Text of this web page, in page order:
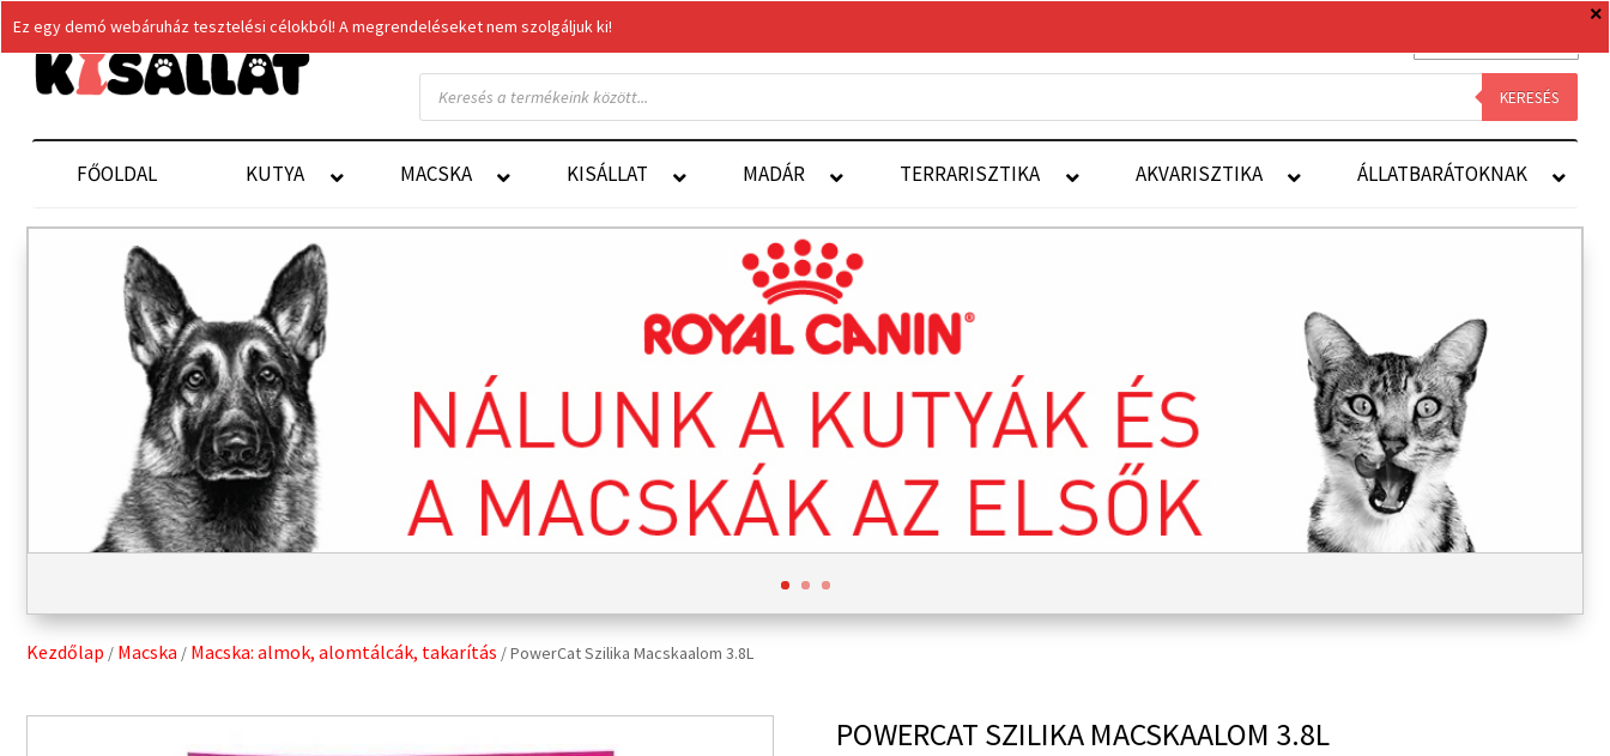
Products
search KERESÉS
FŐOLDAL KUTYA MACSKA KISÁLLAT MADÁR TERRARISZTIKA AKVARISZTIKA ÁLLATBARÁTOKNAK
Kezdőlap / Macska / Macska: almok, alomtálcák, takarítás / PowerCat Szilika Macskaalom 3.8L
POWERCAT SZILIKA MACSKAALOM 3.8L
Ez egy demó webáruház tesztelési célokból! A megrendeléseket nem szolgáljuk ki!